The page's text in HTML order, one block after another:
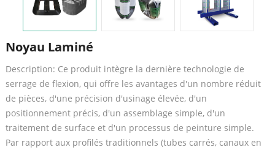
Noyau Laminé
Description: Ce produit intègre la dernière technologie de
serrage de flexion, qui offre les avantages d'un nombre réduit
de pièces, d'une précision d'usinage élevée, d'un
positionnement précis, d'un assemblage simple, d'un
traitement de surface et d'un processus de peinture simple.
Par rapport aux profilés traditionnels (tubes carrés, canaux en